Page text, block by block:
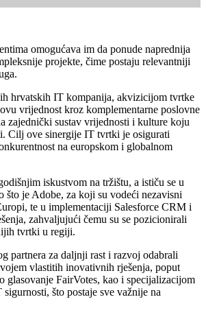
omogućava im da ponude naprednija
projekte, čime postaju relevantniji
hrvatskih IT kompanija, akvizicijom tvrtke
vrijednost kroz komplementarne poslovne
zajednički sustav vrijednosti i kulture koju
Cilj ove sinergije IT tvrtki je osigurati
na europskom i globalnom
iskustvom na tržištu, a ističu se u
što je Adobe, za koji su vodeći nezavisni
te u implementaciji Salesforce CRM i
zahvaljujući čemu su se pozicionirali
tvrtki u regiji.
partnera za daljnji rast i razvoj odabrali
vlastitih inovativnih rješenja, poput
glasovanje FairVotes, kao i specijalizacijom
što postaje sve važnije na